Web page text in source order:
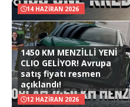
14 HAZIRAN 2026
1450 KM MENZİLLİ YENİ
CLIO GELİYOR! Avrupa
satış fiyatı resmen
açıklandı!
12 HAZIRAN 2026